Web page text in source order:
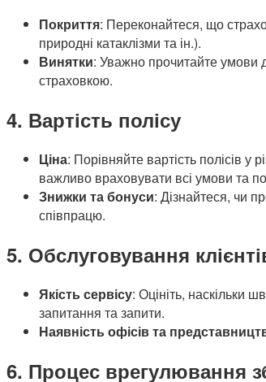
Покриття: Переконайтеся, що
природні катаклізми та ін.).
Винятки: Уважно прочитайте умови
страховкою.
4. Вартість полісу
Ціна: Порівняйте вартість полісів
важливо враховувати всі умови та
Знижки та бонуси: Дізнайтеся, чи
співпрацю.
5. Обслуговування
Якість сервісу: Оцініть, наскільки
запитання та запити.
Наявність офісів та
6. Процес врегулювання